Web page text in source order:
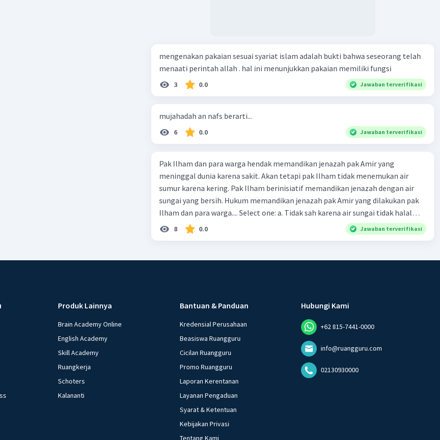
mengenakan pakaian sesuai syariat islam adalah bukti bahwa seseorang telah
menaati perintah allah . hal ini menunjukkan pakaian memiliki fungsi
3 0.0 Jawaban terverifikasi
mujahadah an nafs berarti...
6 0.0 Jawaban terverifikasi
Pak Ilham dan para warga hendak memandikan jenazah pak Amir yang
meninggal dunia karena sakit. Akan tetapi pak Ilham tidak menemukan air
sumur karena kering. Pak Ilham berinisiatif memandikan jenazah dengan air
sungai yang bersih. Hukum memandikan jenazah pak Amir yang dilakukan pak
Ilham dan para warga.... Select one: a. Tidak sah karena air sungai tidak halal
dikonsumsi b. Tidak sah karena pak Amir termasuk jenazah mati syahid yang
tidak perlu di mandikan c. Tidak sah karena air sungai bersih dan suci, tetapi
digunakan untuk bersuci e. Sah karena dalam keadaan mendesak yang
8 0.0 Jawaban terverifikasi
Produk Lainnya
Brain Academy Online
English Academy
Skill Academy
Ruangkerja
Schoters
Kalananti
Bantuan & Panduan
Kredensial Perusahaan
Beasiswa Ruangguru
Cicilan Ruangguru
Promo Ruangguru
Laporan Kerentanan
Layanan Pengaduan
Syarat & Ketentuan
Kebijakan Privasi
Tentang Kami
Hubungi Kami
+62 815-7441-0000
info@ruangguru.com
02130930000